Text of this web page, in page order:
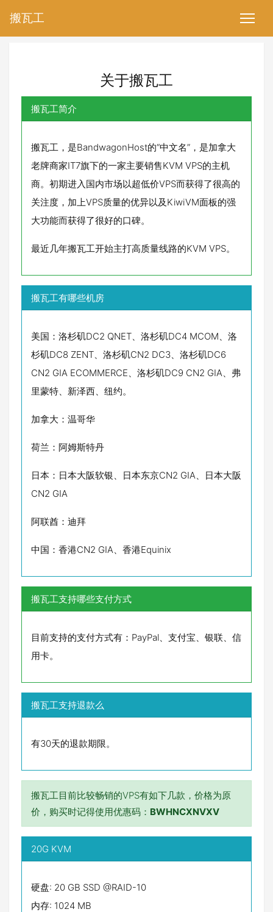
搬瓦工
关于搬瓦工
搬瓦工简介
搬瓦工，是BandwagonHost的“中文名”，是加拿大
老牌商家IT7旗下的一家主要销售KVM VPS的主机
商。初期进入国内市场以超低价VPS而获得了很高的
关注度，加上VPS质量的优异以及KiwiVM面板的强
大功能而获得了很好的口碑。
最近几年搬瓦工开始主打高质量线路的KVM VPS。
搬瓦工有哪些机房
美国：洛杉矶DC2 QNET、洛杉矶DC4 MCOM、洛
杉矶DC8 ZENT、洛杉矶CN2 DC3、洛杉矶DC6
CN2 GIA ECOMMERCE、洛杉矶DC9 CN2 GIA、弗
里蒙特、新泽西、纽约。
加拿大：温哥华
荷兰：阿姆斯特丹
日本：日本大阪软银、日本东京CN2 GIA、日本大阪
CN2 GIA
阿联酋：迪拜
中国：香港CN2 GIA、香港Equinix
搬瓦工支持哪些支付方式
目前支持的支付方式有：PayPal、支付宝、银联、信
用卡。
搬瓦工支持退款么
有30天的退款期限。
搬瓦工目前比较畅销的VPS有如下几款，价格为原
价，购买时记得使用优惠码： BWHNCXNVXV
20G KVM
硬盘: 20 GB SSD @RAID-10
内存: 1024 MB